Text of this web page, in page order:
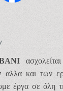
αλλα και των
έργα σε όλη